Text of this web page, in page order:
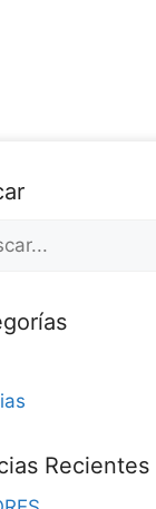
Recientes